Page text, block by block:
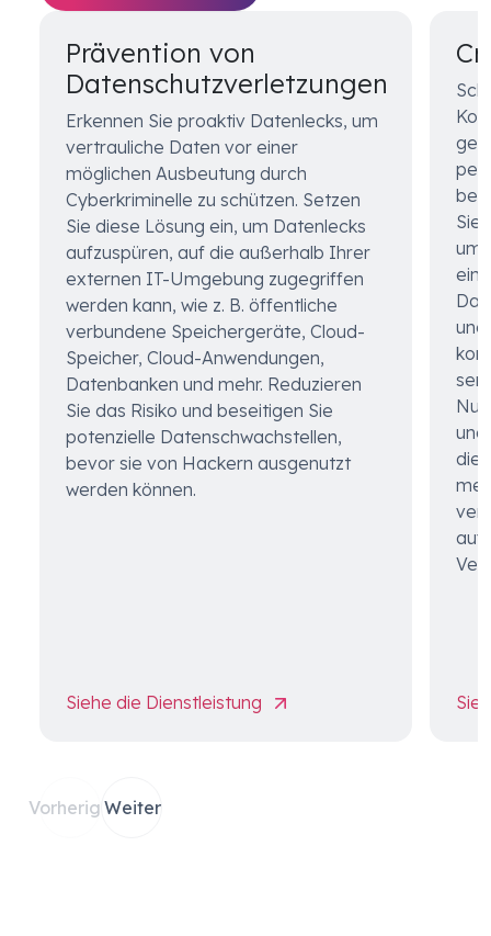
Prävention von
Datenschutzverletzungen
Erkennen Sie proaktiv Datenlecks, um
vertrauliche Daten vor einer
möglichen Ausbeutung durch
Cyberkriminelle zu schützen. Setzen
Sie diese Lösung ein, um Datenlecks
aufzuspüren, auf die außerhalb Ihrer
externen IT-Umgebung zugegriffen
werden kann, wie z. B. öffentliche
verbundene Speichergeräte, Cloud-
Speicher, Cloud-Anwendungen,
Datenbanken und mehr. Reduzieren
Sie das Risiko und beseitigen Sie
potenzielle Datenschwachstellen,
bevor sie von Hackern ausgenutzt
werden können.
Siehe die Dienstleistung
Sie
um
die
auf
VorherigeWeiter